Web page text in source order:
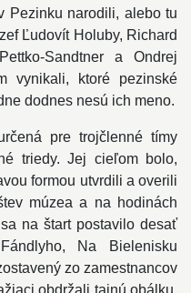
Pezinku narodili, alebo tu
Ľudovít Holuby, Richard
Sandtner a Ondrej
vynikali, ktoré pezinské
dodnes nesú ich meno.
pre trojčlenné tímy
triedy. Jej cieľom bolo,
formou utvrdili a overili
múzea a na hodinách
na štart postavilo desať
Na Bielenisku
zo zamestnancov
obdržali tajnú obálku,